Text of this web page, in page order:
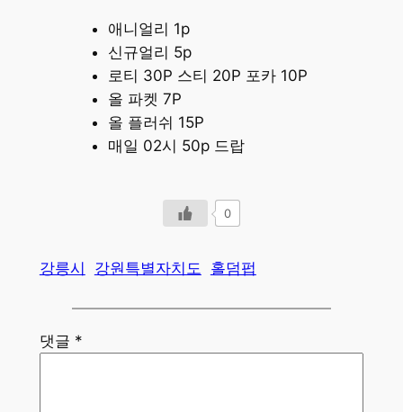
애니얼리 1p
신규얼리 5p
로티 30P 스티 20P 포카 10P
올 파켓 7P
올 플러쉬 15P
매일 02시 50p 드랍
0
강릉시 강원특별자치도 홀덤펍
댓글 *